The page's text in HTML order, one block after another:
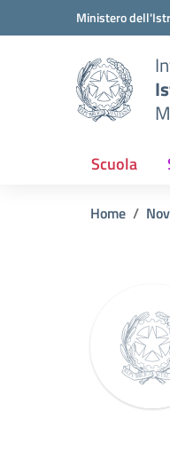
Vai ai contenuti
Vai al menu di navigazione
Ministero
Scuola
Home